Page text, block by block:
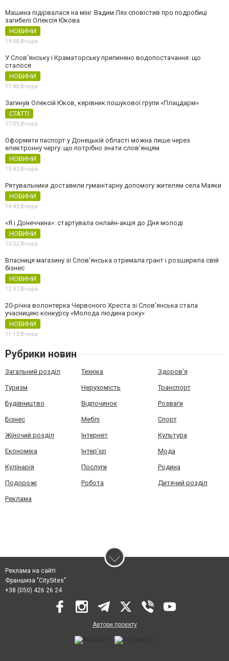
Машина підірвалася на міні: Вадим Лях сповістив про подробиці
загибелі Олексія Юкова
НОВИНИ
19:00,Вчора
У Слов'янську і Краматорську припинено водопостачання: що
сталося
НОВИНИ
17:40,Вчора
Загинув Олексій Юков, керівник пошукової групи «Плацдарм»
СТАТТІ
17:09,Вчора
Оформити паспорт у Донецькій області можна лише через
електронну чергу: що потрібно знати слов’янцям
НОВИНИ
15:43,Вчора
Рятувальники доставили гуманітарну допомогу жителям села Маяки
НОВИНИ
14:43,Вчора
«Я і Донеччина»: стартувала онлайн-акція до Дня молоді
НОВИНИ
13:52,Вчора
Власниця магазину зі Слов'янська отримала грант і розширила свій
бізнес
НОВИНИ
12:47,Вчора
20-річна волонтерка Червоного Хреста зі Слов'янська стала
учасницею конкурсу «Молода людина року»
НОВИНИ
11:13,Вчора
Рубрики новин
Загальний розділ Техніка Здоров'я
Туризм Нерухомість Транспорт
Будівництво Відпочинок Розваги
Бізнес Меблі Спорт
Жіночий розділ Інтернет Культура
Економіка Інтер'єр Мода
Кулінарія Послуги Родина
Подорожі Робота Дитячий розділ
Реклама
Реклама на сайті
Франшиза "CitySites"
+38 (050) 426 26 24
Автори проєкту